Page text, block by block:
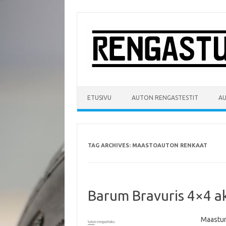
content
ETUSIVU AUTON RENGASTESTIT
TAG ARCHIVES: MAASTOAUTON RENKAAT
Barum Bravuris 4×4